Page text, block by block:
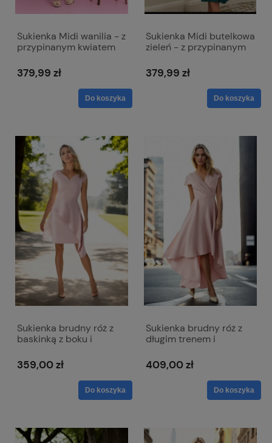
Sukienka Midi wanilia - z
przypinanym kwiatem
379,99 zł
Do koszyka
Sukienka Midi butelkowa
zieleń - z przypinanym
379,99 zł
Do koszyka
Sukienka brudny róż z
baskinką z boku i
Victoria
359,00 zł
Do koszyka
Sukienka brudny róż z
długim trenem i
Selena
409,00 zł
Do koszyka